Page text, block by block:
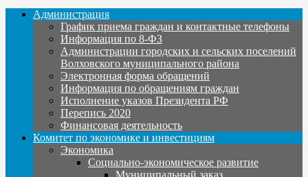
Администрация
График приема граждан и контактные телефоны
Информация по 8-ФЗ
Администрации городских и сельских поселений
Волховского муниципального района
Электронная форма обращений
Информация по обращениям граждан
Исполнение указов Президента РФ
Перепись 2020
Финансовая деятельность
Комитет по экономике и инвестициям
Экономика
Социально-экономическое развитие
Муниципальный заказ